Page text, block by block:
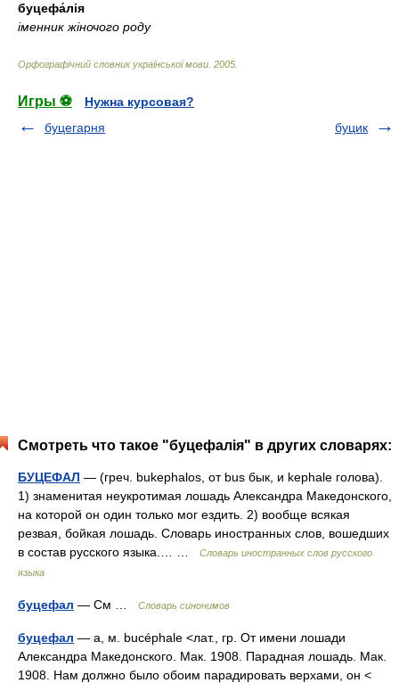
буцефа́лія
іменник жіночого роду
Орфографічний словник української мови 2005
Игры ⚽
Нужна курсовая?
буцегарня
буцик
Смотреть что такое "буцефалія" в других словарях:
БУЦЕФАЛ — (греч. bukephalos, от bus бык, и kephale голова).
1) знаменитая неукротимая лошадь Александра Македонского,
на которой он один только мог ездить. 2) вообще всякая
резвая, бойкая лошадь. Словарь иностранных слов, вошедших
в состав русского языка.… …
Словарь иностранных слов русского
языка
буцефал — См … Словарь синонимов
буцефал — а, м. bucéphale <лат., гр. От имени лошади
Александра Македонского. Мак. 1908. Парадная лошадь. Мак.
1908. Нам должно было обоим парадировать верхами, он <